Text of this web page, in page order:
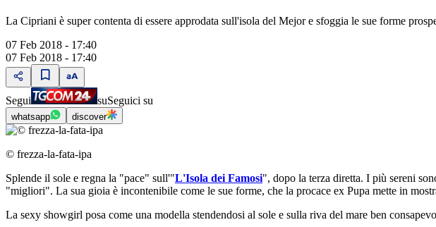
La Cipriani è super contenta di essere approdata sull'isola del Mejor e sfoggia le sue forme
07 Feb 2018 - 17:40
07 Feb 2018 - 17:40
Segui suSeguici su
whatsapp discover
© frezza-la-fata-ipa
Splende il sole e regna la "pace" sull'"L'Isola dei Famosi", dopo la terza diretta. I più sereni
"migliori". La sua gioia è incontenibile come le sue forme, che la procace ex Pupa mette in
La sexy showgirl posa come una modella stendendosi al sole e sulla riva del mare ben